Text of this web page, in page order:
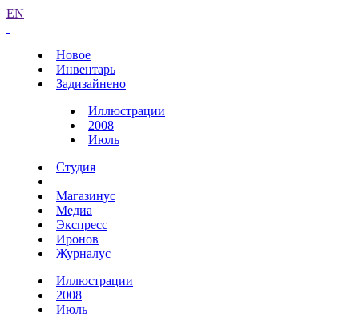
EN
Новое
Инвентарь
Задизайнено
Иллюстрации
2008
Июль
Студия
Магазинус
Медиа
Экспресс
Иронов
Журналус
Иллюстрации
2008
Июль